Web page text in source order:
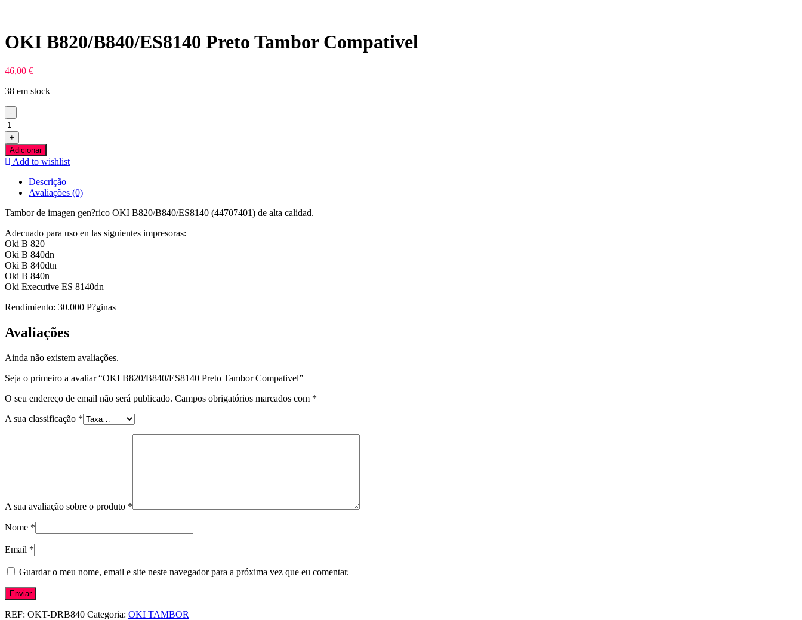
OKI B820/B840/ES8140 Preto Tambor Compativel
46,00 €
38 em stock
-
Quantidade
de
OKI
B820/B840/ES8140
Preto
Tambor
Compativel
+
Adicionar
Add to wishlist
Descrição
Avaliações (0)
Tambor de imagen gen?rico OKI B820/B840/ES8140 (44707401) de alta calidad.
Adecuado para uso en las siguientes impresoras:
Oki B 820
Oki B 840dn
Oki B 840dtn
Oki B 840n
Oki Executive ES 8140dn
Rendimiento: 30.000 P?ginas
Avaliações
Ainda não existem avaliações.
Seja o primeiro a avaliar “OKI B820/B840/ES8140 Preto Tambor Compativel”
O seu endereço de email não será publicado. Campos obrigatórios marcados com *
A sua classificação *
A sua avaliação sobre o produto *
Nome *
Email *
Guardar o meu nome, email e site neste navegador para a próxima vez que eu comentar.
REF: OKT-DRB840 Categoria: OKI TAMBOR